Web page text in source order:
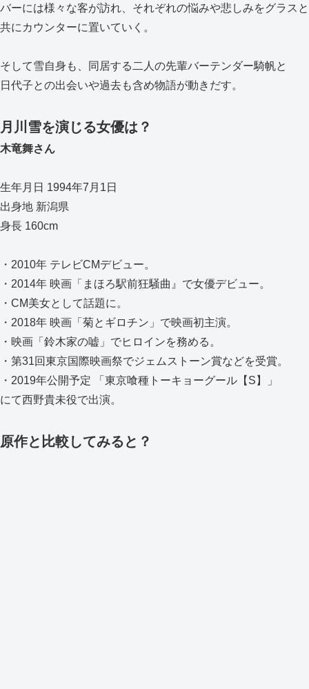
バーには様々な客が訪れ、それぞれの悩みや悲しみをグラスと
共にカウンターに置いていく。
そして雪自身も、同居する二人の先輩バーテンダー騎帆と
日代子との出会いや過去も含め物語が動きだす。
月川雪を演じる女優は？
木竜舞さん
生年月日 1994年7月1日
出身地 新潟県
身長 160cm
・2010年 テレビCMデビュー。
・2014年 映画「まほろ駅前狂騒曲』で女優デビュー。
・CM美女として話題に。
・2018年 映画「菊とギロチン」で映画初主演。
・映画「鈴木家の嘘」でヒロインを務める。
・第31回東京国際映画祭でジェムストーン賞などを受賞。
・2019年公開予定 「東京喰種トーキョーグール【S】」
にて西野貴未役で出演。
原作と比較してみると？